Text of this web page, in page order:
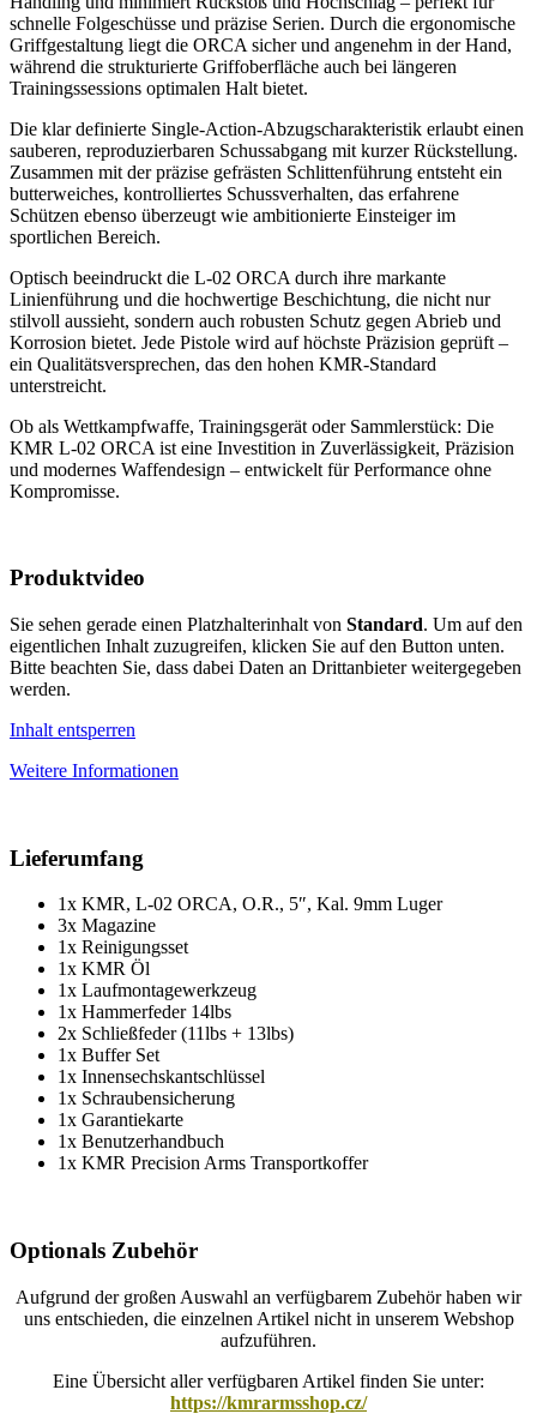
schnelle Folgeschüsse und präzise Serien. Durch die ergonomische
Griffgestaltung liegt die ORCA sicher und angenehm in der Hand,
während die strukturierte Griffoberfläche auch bei längeren
Trainingssessions optimalen Halt bietet.
Die klar definierte Single-Action-Abzugscharakteristik erlaubt einen
sauberen, reproduzierbaren Schussabgang mit kurzer Rückstellung.
Zusammen mit der präzise gefrästen Schlittenführung entsteht ein
butterweiches, kontrolliertes Schussverhalten, das erfahrene
Schützen ebenso überzeugt wie ambitionierte Einsteiger im
sportlichen Bereich.
Optisch beeindruckt die L-02 ORCA durch ihre markante
Linienführung und die hochwertige Beschichtung, die nicht nur
stilvoll aussieht, sondern auch robusten Schutz gegen Abrieb und
Korrosion bietet. Jede Pistole wird auf höchste Präzision geprüft –
ein Qualitätsversprechen, das den hohen KMR-Standard
unterstreicht.
Ob als Wettkampfwaffe, Trainingsgerät oder Sammlerstück: Die
KMR L-02 ORCA ist eine Investition in Zuverlässigkeit, Präzision
und modernes Waffendesign – entwickelt für Performance ohne
Kompromisse.
Produktvideo
Sie sehen gerade einen Platzhalterinhalt von Standard. Um auf den
eigentlichen Inhalt zuzugreifen, klicken Sie auf den Button unten.
Bitte beachten Sie, dass dabei Daten an Drittanbieter weitergegeben
werden.
Inhalt entsperren
Weitere Informationen
Lieferumfang
1x KMR, L-02 ORCA, O.R., 5″, Kal. 9mm Luger
3x Magazine
1x Reinigungsset
1x KMR Öl
1x Laufmontagewerkzeug
1x Hammerfeder 14lbs
2x Schließfeder (11lbs + 13lbs)
1x Buffer Set
1x Innensechskantschlüssel
1x Schraubensicherung
1x Garantiekarte
1x Benutzerhandbuch
1x KMR Precision Arms Transportkoffer
Optionals Zubehör
Aufgrund der großen Auswahl an verfügbarem Zubehör haben wir
uns entschieden, die einzelnen Artikel nicht in unserem Webshop
aufzuführen.
Eine Übersicht aller verfügbaren Artikel finden Sie unter:
https://kmrarmsshop.cz/